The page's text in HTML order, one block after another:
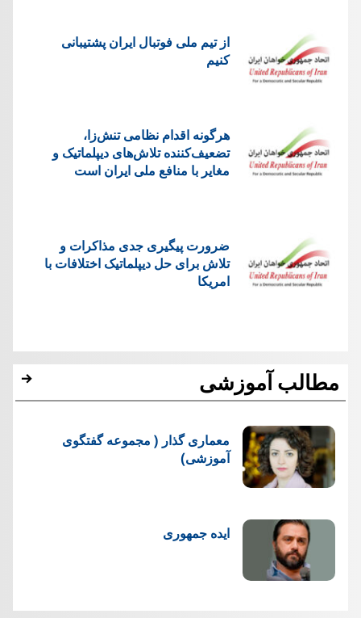
از تیم ملی فوتبال ایران پشتیبانی
کنیم
هرگونه اقدام نظامی تنش‌زا،
تضعیف‌کننده تلاش‌های دیپلماتیک و
مغایر با منافع ملی ایران است
ضرورت پیگیری جدی مذاکرات و
تلاش برای حل دیپلماتیک اختلافات با
امریکا
مطالب آموزشی
معماری گذار ( مجموعه گفتگوی
آموزشی)
ایده جمهوری